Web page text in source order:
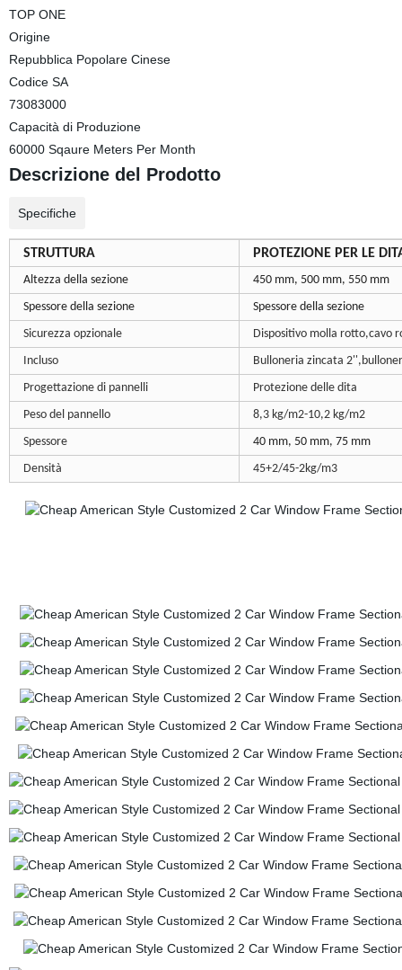
TOP ONE
Origine
Repubblica Popolare Cinese
Codice SA
73083000
Capacità di Produzione
60000 Sqaure Meters Per Month
Descrizione del Prodotto
Specifiche
STRUTTURA PROTEZIONE PER LE
Altezza della sezione
450 mm, 500 mm, 550 mm
Spessore della sezione
Spessore della sezione
Sicurezza opzionale
Dispositivo molla rotto,cavo
Incluso
Bulloneria zincata
Progettazione di pannelli
Protezione delle dita
Peso del pannello
8,3 kg/m2-10,2 kg/m2
Spessore
40 mm, 50 mm, 75 mm
Densità
45+2/45-2kg/m3